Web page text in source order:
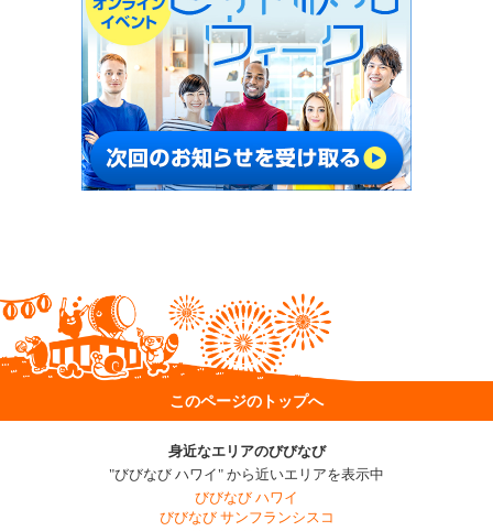
このページのトップへ
身近なエリアのびびなび
"びびなび ハワイ" から近いエリアを表示中
びびなび ハワイ
びびなび サンフランシスコ